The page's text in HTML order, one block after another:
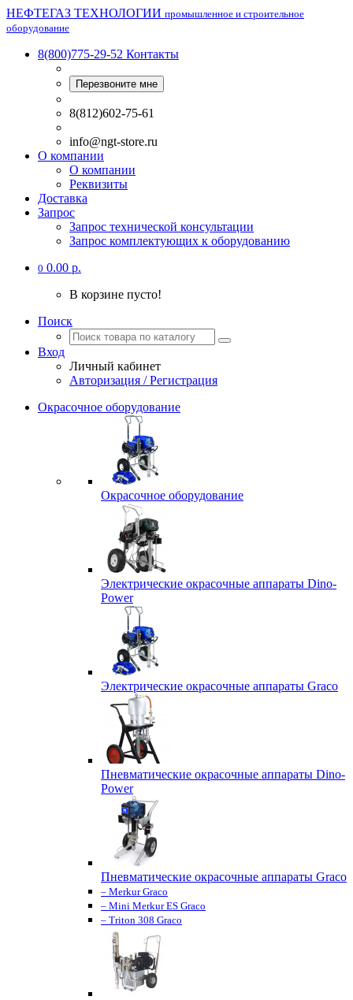
НЕФТЕГАЗ ТЕХНОЛОГИИ промышленное и строительное
оборудование
8(800)775-29-52 Контакты
Перезвоните мне
8(812)602-75-61
info@ngt-store.ru
О компании
О компании
Реквизиты
Доставка
Запрос
Запрос технической консультации
Запрос комплектующих к оборудованию
0 0.00 р.
В корзине пусто!
Поиск
Вход
Личный кабинет
Авторизация / Регистрация
Окрасочное оборудование
Окрасочное оборудование
Электрические окрасочные аппараты Dino-
Power
Электрические окрасочные аппараты Graco
Пневматические окрасочные аппараты Dino-
Power
Пневматические окрасочные аппараты Graco
– Merkur Graco
– Mini Merkur ES Graco
– Triton 308 Graco